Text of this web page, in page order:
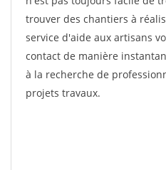
trouver des chantiers à
service d'aide aux artisans
contact de manière
à la recherche de
projets travaux.